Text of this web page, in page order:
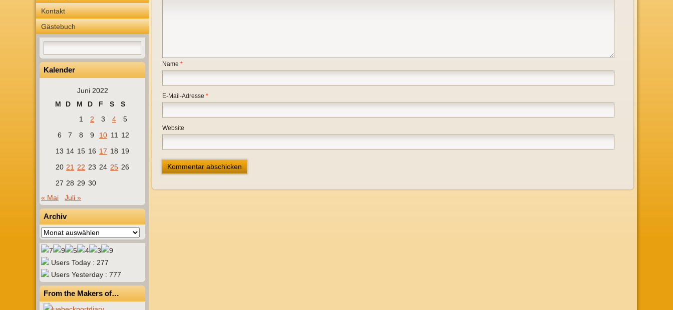
Kontakt
Gästebuch
Kalender
Juni 2022
M
D M D F S
S
1
2 3 4
5
6
7 8 9 10 11
12
13 14 15 16 17 18 19
20 21 22 23 24 25 26
27 28 29 30
« Mai
Juli »
Archiv
Archiv
Users Today : 277
Users Yesterday : 777
From the Makers of…
Name *
E-Mail-Adresse *
Website